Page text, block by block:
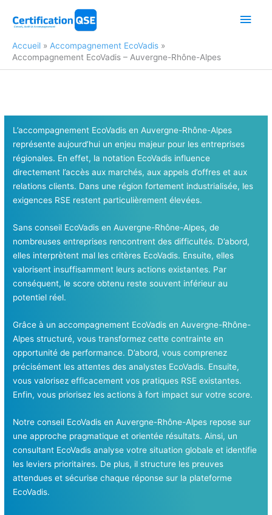
Accueil
Accompagnement EcoVadis
Accompagnement EcoVadis – Auvergne-Rhône-Alpes
L’accompagnement EcoVadis en Auvergne-Rhône-Alpes
représente aujourd’hui un enjeu majeur pour les entreprises
régionales. En effet, la notation EcoVadis influence
directement l’accès aux marchés, aux appels d’offres et aux
relations clients. Dans une région fortement industrialisée, les
exigences RSE restent particulièrement élevées.
Sans conseil EcoVadis en Auvergne-Rhône-Alpes, de
nombreuses entreprises rencontrent des difficultés. D’abord,
elles interprètent mal les critères EcoVadis. Ensuite, elles
valorisent insuffisamment leurs actions existantes. Par
conséquent, le score obtenu reste souvent inférieur au
potentiel réel.
Grâce à un accompagnement EcoVadis en Auvergne-Rhône-
Alpes structuré, vous transformez cette contrainte en
opportunité de performance. D’abord, vous comprenez
précisément les attentes des analystes EcoVadis. Ensuite,
vous valorisez efficacement vos pratiques RSE existantes.
Enfin, vous priorisez les actions à fort impact sur votre score.
Notre conseil EcoVadis en Auvergne-Rhône-Alpes repose sur
une approche pragmatique et orientée résultats. Ainsi, un
consultant EcoVadis analyse votre situation globale et identifie
les leviers prioritaires. De plus, il structure les preuves
attendues et sécurise chaque réponse sur la plateforme
EcoVadis.